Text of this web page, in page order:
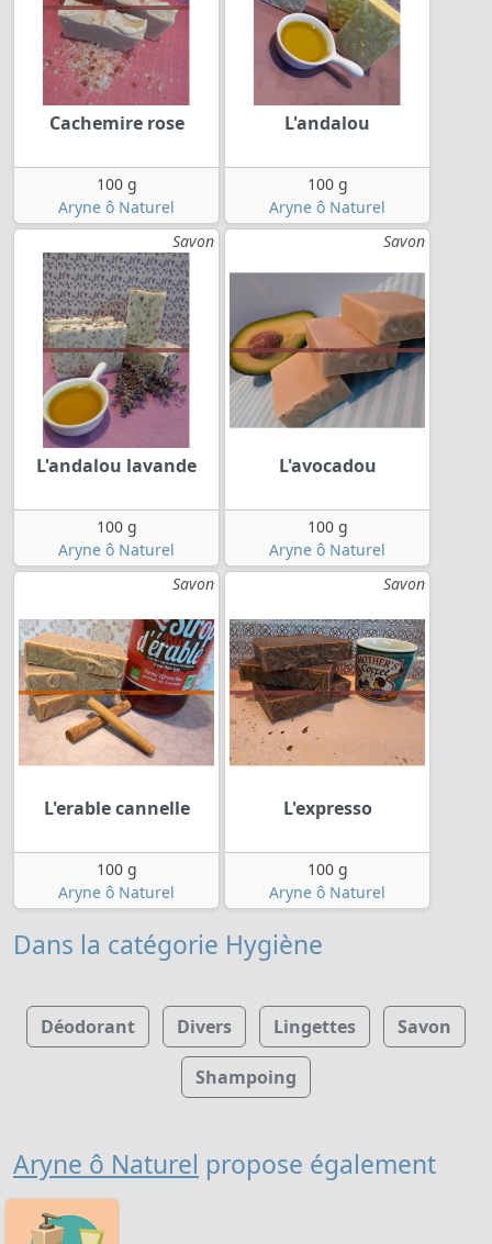
Cachemire rose
100 g
Aryne ô Naturel
L'andalou
100 g
Aryne ô Naturel
Savon
L'andalou lavande
100 g
Aryne ô Naturel
Savon
L'avocadou
100 g
Aryne ô Naturel
Savon
L'erable cannelle
100 g
Aryne ô Naturel
Savon
L'expresso
100 g
Aryne ô Naturel
Dans la catégorie Hygiène
Déodorant Divers Lingettes Savon
Shampoing
Aryne ô Naturel propose également